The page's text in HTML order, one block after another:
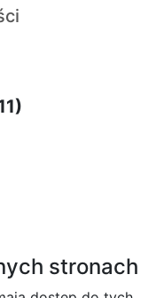
stronach